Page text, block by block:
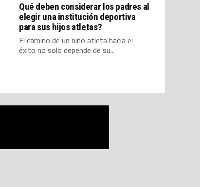
Qué deben considerar los padres al
elegir una institución deportiva
para sus hijos atletas?
El camino de un niño atleta hacia el
éxito no solo depende de su...